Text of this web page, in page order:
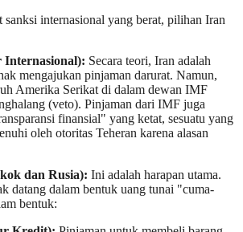
internasional yang berat, pilihan Iran
Internasional): Secara teori, Iran adalah
mengajukan pinjaman darurat. Namun,
Amerika Serikat di dalam dewan IMF
(veto). Pinjaman dari IMF juga
finansial" yang ketat, sesuatu yang
oleh otoritas Teheran karena alasan
dan Rusia): Ini adalah harapan utama.
datang dalam bentuk uang tunai "cuma-
bentuk: